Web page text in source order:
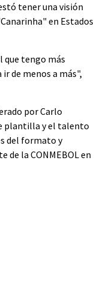
tener una visión
en Estados
que tengo más
de menos a más",
por Carlo
plantilla y el talento
del formato y
de la CONMEBOL en